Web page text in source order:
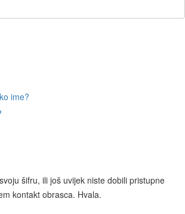
ime?
šifru, ili još uvijek niste dobili pristupne
kontakt obrasca. Hvala.